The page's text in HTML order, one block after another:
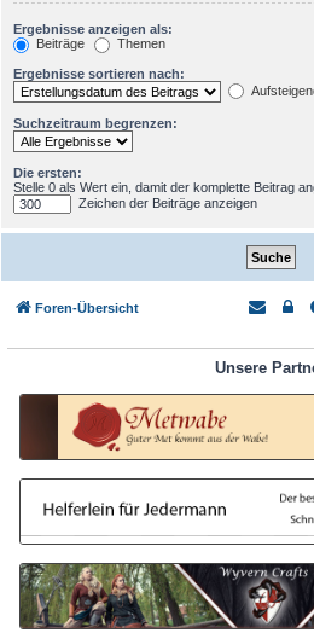
Ergebnisse anzeigen als:
Beiträge
Themen
Ergebnisse sortieren nach:
Suchzeitraum begrenzen:
Die ersten:
Stelle 0 als Wert ein, damit der komplette Beitrag
Zeichen der Beiträge anzeigen
Foren-Übersicht
Unsere